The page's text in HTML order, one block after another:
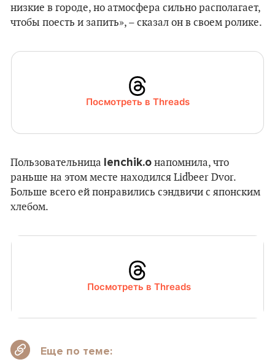
низкие в городе, но атмосфера сильно располагает,
чтобы поесть и запить», – сказал он в своем ролике.
Посмотреть в Threads
Пользовательница lenchik.o напомнила, что
раньше на этом месте находился Lidbeer Dvor.
Больше всего ей понравились сэндвичи с японским
хлебом.
Посмотреть в Threads
Еще по теме: